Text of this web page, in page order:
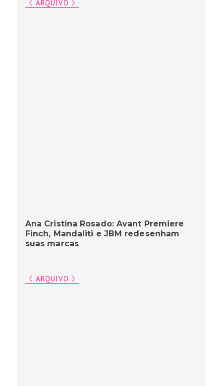
《 ARQUIVO 》
Ana Cristina Rosado: Avant Premiere
Finch, Mandaliti e JBM redesenham
suas marcas
《 ARQUIVO 》